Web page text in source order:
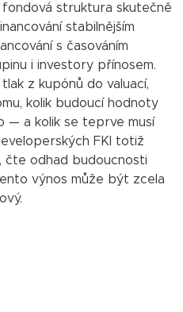
fondová struktura skutečně
stabilnějším
s časováním
i investory přínosem.
z kupónů do valuací,
kolik budoucí hodnoty
— a kolik se teprve musí
FKI totiž
čte odhad budoucnosti
výnos může být zcela